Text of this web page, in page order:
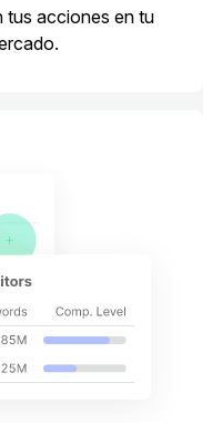
tus acciones en tu